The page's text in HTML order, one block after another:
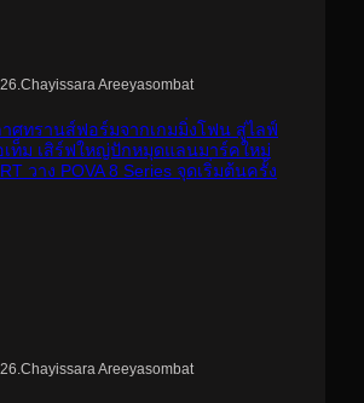
Chayissara Areeyasombat
าศทรานส์ฟอร์มจากเกมมิ่งโฟน สู่ไลฟ์
ท็ม เสิร์ฟใหญ่ปักหมุดแลนมาร์คใหม่
วาง POVA 8 Series จุดเริ่มต้นครั้ง
Chayissara Areeyasombat